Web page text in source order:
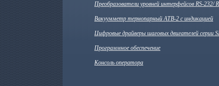
Преобразователи уровней интерфейсов RS-232/
Вакуумметр термопарный АТВ-2 с индикацией
Цифровые драйверы шаговых двигателей серии
Программное обеспечение
Консоль оператора